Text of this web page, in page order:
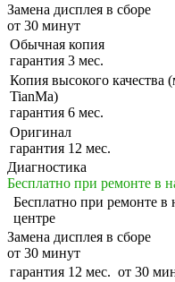
Замена дисплея в сборе
от 30 минут
Обычная копия
гарантия 3 мес.
Копия высокого качества
TianMa)
гарантия 6 мес.
Оригинал
гарантия 12 мес.
Диагностика
Бесплатно при ремонте в
Бесплатно при ремонте в
центре
Замена дисплея в сборе
от 30 минут
гарантия 12 мес. от 30